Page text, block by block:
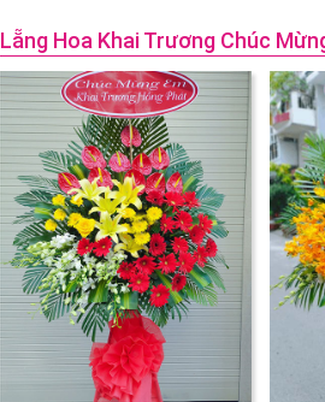
Lẵng Hoa Khai Trương Chúc